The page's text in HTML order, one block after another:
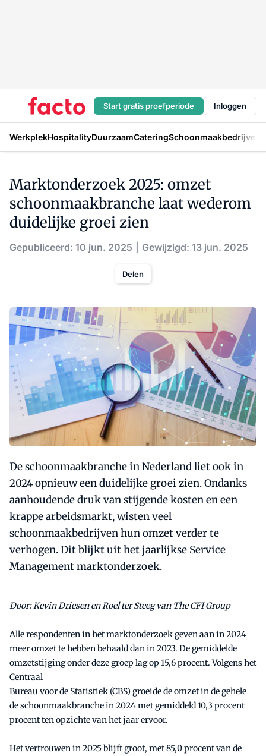
Start gratis proefperiode Inloggen
WerkplekHospitalityDuurzaamCateringSchoonmaakbedrijven
Marktonderzoek 2025: omzet
schoonmaakbranche laat wederom
duidelijke groei zien
Gepubliceerd: 10 jun. 2025 Gewijzigd: 13 jun. 2025
Delen
De schoonmaakbranche in Nederland liet ook in
2024 opnieuw een duidelijke groei zien. Ondanks
aanhoudende druk van stijgende kosten en een
krappe arbeidsmarkt, wisten veel
schoonmaakbedrijven hun omzet verder te
verhogen. Dit blijkt uit het jaarlijkse Service
Management marktonderzoek.
Door: Kevin Driesen en Roel ter Steeg van The CFI Group
Alle respondenten in het marktonderzoek geven aan in 2024
meer omzet te hebben behaald dan in 2023. De gemiddelde
omzetstijging onder deze groep lag op 15,6 procent. Volgens het
Centraal
Bureau voor de Statistiek (CBS) groeide de omzet in de gehele
de schoonmaakbranche in 2024 met gemiddeld 10,3 procent
procent ten opzichte van het jaar ervoor.
Het vertrouwen in 2025 blijft groot, met 85,0 procent van de